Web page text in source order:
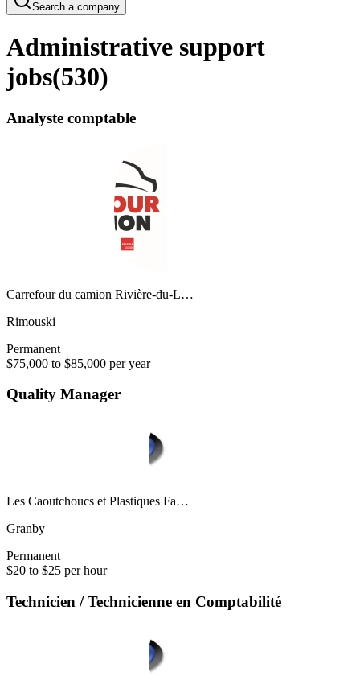
Search a company
Administrative support
jobs(530)
Analyste comptable
Carrefour du camion Rivière-du-L…
Rimouski
Permanent
$75,000 to $85,000 per year
Quality Manager
Les Caoutchoucs et Plastiques Fa…
Granby
Permanent
$20 to $25 per hour
Technicien / Technicienne en Comptabilité